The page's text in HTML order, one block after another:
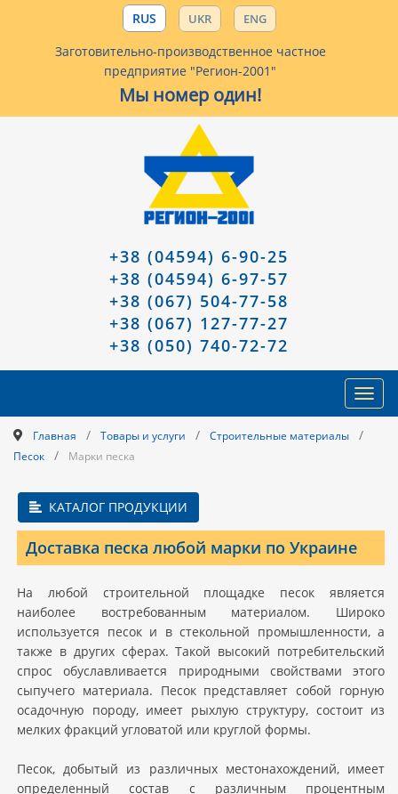
RUS UKR ENG
Заготовительно-производственное частное
предприятие "Регион-2001"
Мы номер один!
+38 (04594) 6-90-25
+38 (04594) 6-97-57
+38 (067) 504-77-58
+38 (067) 127-77-27
+38 (050) 740-72-72
Главная / Товары и услуги / Строительные материалы /
Песок / Марки песка
КАТАЛОГ ПРОДУКЦИИ
Доставка песка любой марки по Украине
На любой строительной площадке песок является
наиболее востребованным материалом. Широко
используется песок и в стекольной промышленности, а
также в других сферах. Такой высокий потребительский
спрос обуславливается природными свойствами этого
сыпучего материала. Песок представляет собой горную
осадочную породу, имеет рыхлую структуру, состоит из
мелких фракций угловатой или круглой формы.
Песок, добытый из различных местонахождений, имеет
определенный состав с различным процентным